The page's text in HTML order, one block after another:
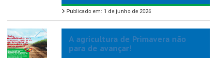
Publicado em: 1 de junho de 2026
A agricultura de Primavera não
para de avançar!